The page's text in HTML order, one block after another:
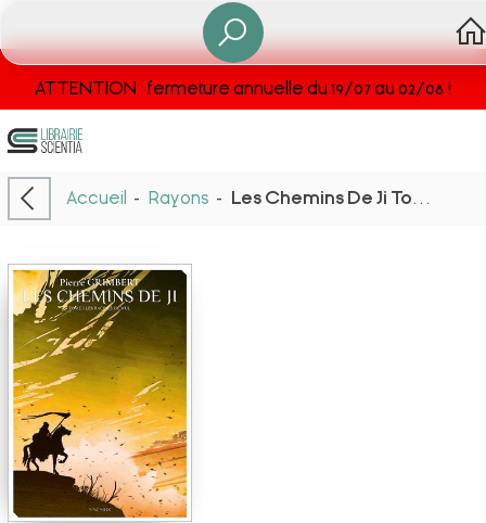
ATTENTION : fermeture annuelle du 19/07 au 02/08 !
Accueil - Rayons - Les Chemins De Ji Tome 3 : Les Racine Du Wul